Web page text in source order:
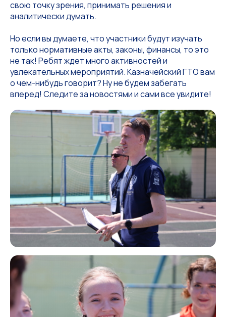
свою точку зрения, принимать решения и
аналитически думать.
Но если вы думаете, что участники будут изучать
только нормативные акты, законы, финансы, то это
не так! Ребят ждет много активностей и
увлекательных мероприятий. Казначейский ГТО вам
о чем-нибудь говорит? Ну не будем забегать
вперед! Следите за новостями и сами все увидите!